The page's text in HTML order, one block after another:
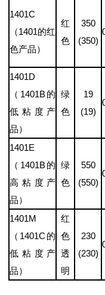
1401C
（1401的红
色产品）
红
色
350
(350)
1401D
（1401B的
低粘度产
品）
绿
色
19
(19)
1401E
（1401B的
高粘度产
品）
绿
色
550
(550)
1401M
（1401C的
低粘度产
品）
红
色
透
明
230
(230)